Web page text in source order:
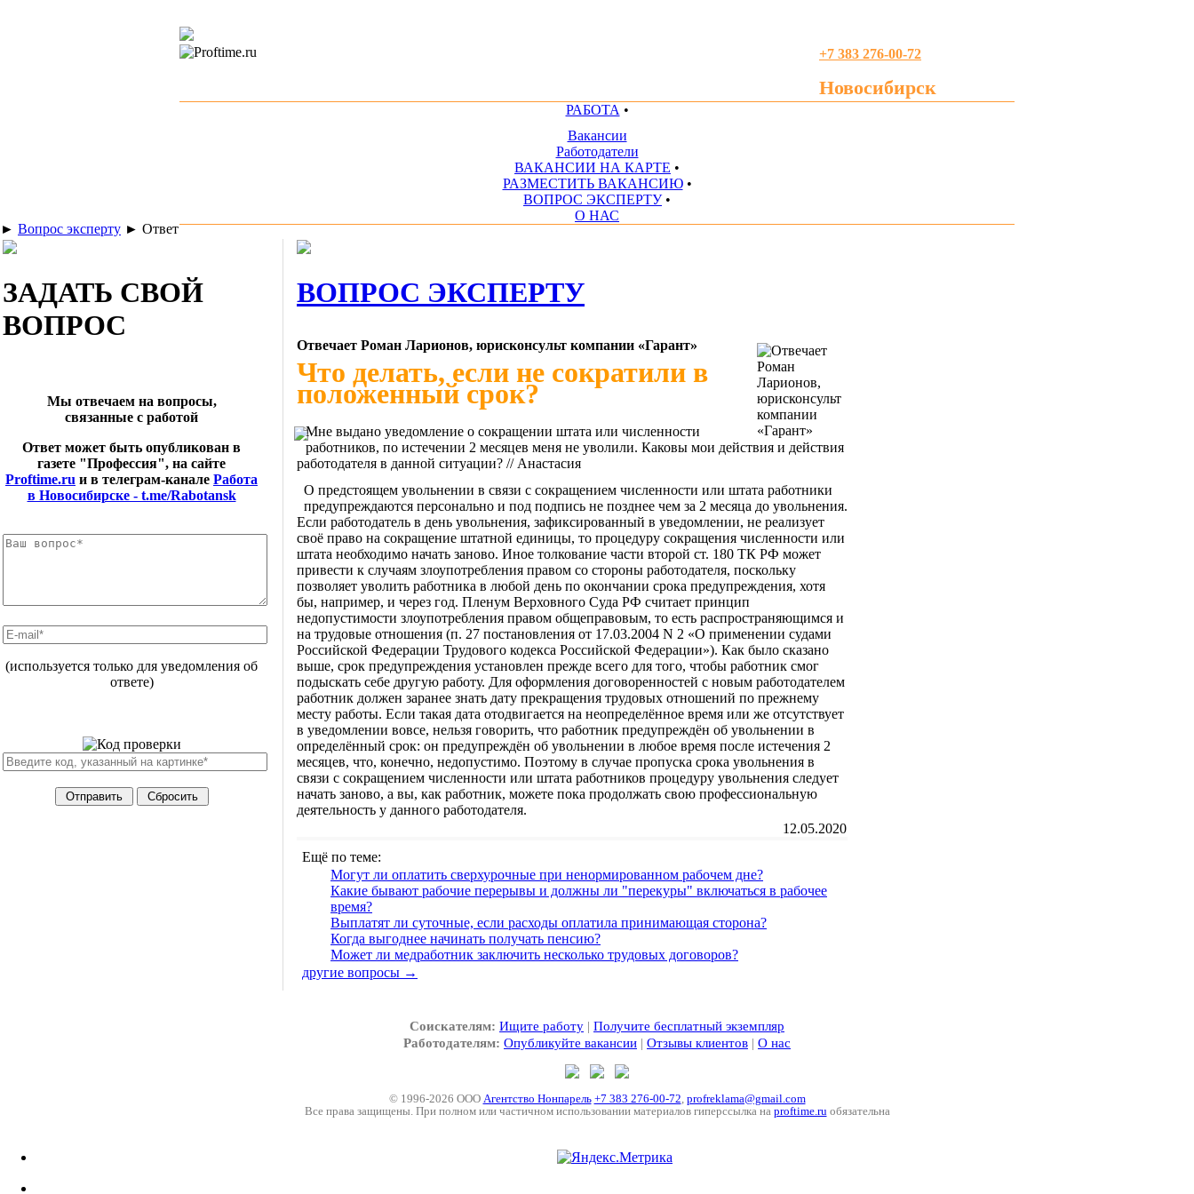
+7 383 276-00-72
Новосибирск
РАБОТА •
Вакансии
Работодатели
ВАКАНСИИ НА КАРТЕ •
РАЗМЕСТИТЬ ВАКАНСИЮ •
ВОПРОС ЭКСПЕРТУ •
О НАС
► Вопрос эксперту ► Ответ
ЗАДАТЬ СВОЙ
ВОПРОС
Мы отвечаем на вопросы,
связанные с работой
Ответ может быть опубликован в
газете "Профессия", на сайте
Proftime.ru и в телеграм-канале Работа
в Новосибирске - t.me/Rabotansk
(используется только для уведомления об
ответе)
ВОПРОС ЭКСПЕРТУ
Отвечает Роман Ларионов, юрисконсульт компании «Гарант»
Что делать, если не сократили в
положенный срок?
Мне выдано уведомление о сокращении штата или численности
работников, по истечении 2 месяцев меня не уволили. Каковы мои действия и действия
работодателя в данной ситуации? // Анастасия
О предстоящем увольнении в связи с сокращением численности или штата работники
предупреждаются персонально и под подпись не позднее чем за 2 месяца до увольнения.
Если работодатель в день увольнения, зафиксированный в уведомлении, не реализует
своё право на сокращение штатной единицы, то процедуру сокращения численности или
штата необходимо начать заново. Иное толкование части второй ст. 180 ТК РФ может
привести к случаям злоупотребления правом со стороны работодателя, поскольку
позволяет уволить работника в любой день по окончании срока предупреждения, хотя
бы, например, и через год. Пленум Верховного Суда РФ считает принцип
недопустимости злоупотребления правом общеправовым, то есть распространяющимся и
на трудовые отношения (п. 27 постановления от 17.03.2004 N 2 «О применении судами
Российской Федерации Трудового кодекса Российской Федерации»). Как было сказано
выше, срок предупреждения установлен прежде всего для того, чтобы работник смог
подыскать себе другую работу. Для оформления договоренностей с новым работодателем
работник должен заранее знать дату прекращения трудовых отношений по прежнему
месту работы. Если такая дата отодвигается на неопределённое время или же отсутствует
в уведомлении вовсе, нельзя говорить, что работник предупреждён об увольнении в
определённый срок: он предупреждён об увольнении в любое время после истечения 2
месяцев, что, конечно, недопустимо. Поэтому в случае пропуска срока увольнения в
связи с сокращением численности или штата работников процедуру увольнения следует
начать заново, а вы, как работник, можете пока продолжать свою профессиональную
деятельность у данного работодателя.
12.05.2020
Ещё по теме:
Могут ли оплатить сверхурочные при ненормированном рабочем дне?
Какие бывают рабочие перерывы и должны ли "перекуры" включаться в рабочее
время?
Выплатят ли суточные, если расходы оплатила принимающая сторона?
Когда выгоднее начинать получать пенсию?
Может ли медработник заключить несколько трудовых договоров?
другие вопросы →
Соискателям: Ищите работу | Получите бесплатный экземпляр
Работодателям: Опубликуйте вакансии | Отзывы клиентов | О нас
© 1996-2026 ООО Агентство Нонпарель +7 383 276-00-72, profreklama@gmail.com
Все права защищены. При полном или частичном использовании материалов гиперссылка на proftime.ruобязательна